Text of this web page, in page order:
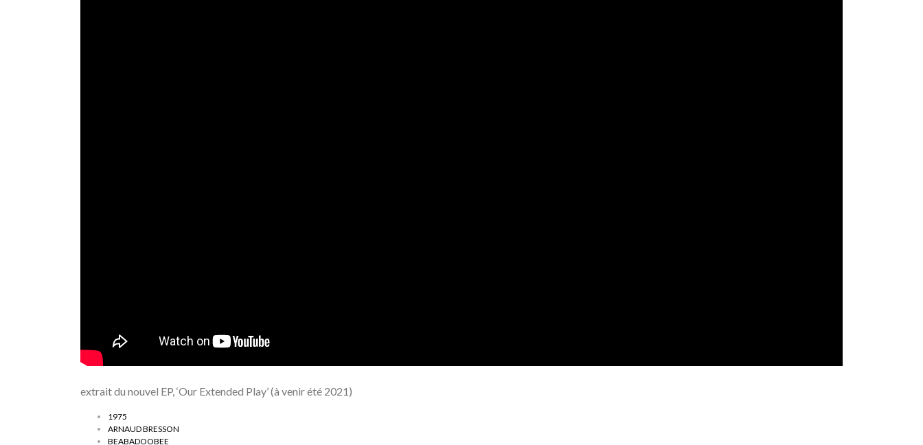
extrait du nouvel EP, ‘Our Extended Play’ (à venir été 2021)
1975
ARNAUD BRESSON
BEABADOOBEE